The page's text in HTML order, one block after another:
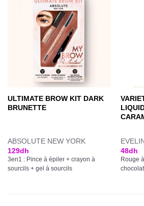
ULTIMATE BROW KIT DARK
BRUNETTE
ABSOLUTE NEW YORK
129dh
3en1 : Pince à épiler + crayon à
sourcils + gel à sourcils
48dh
Rouge